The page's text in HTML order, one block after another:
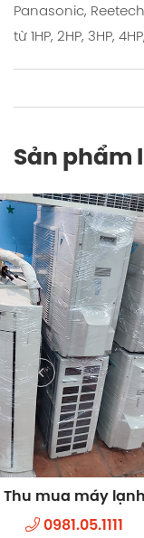
Panasonic,
từ 1HP, 2HP, 3HP,
Sản phẩm
MSP: 1032